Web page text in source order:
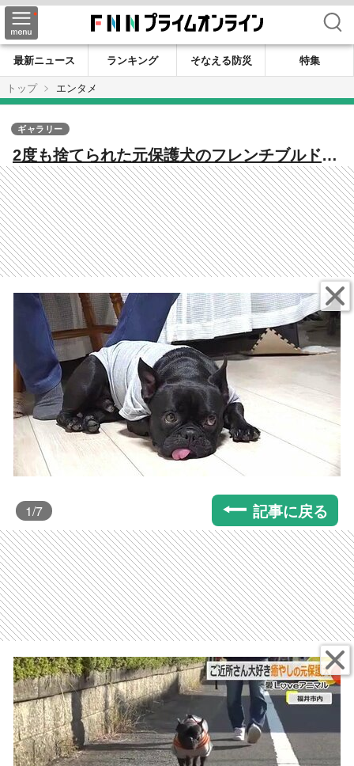
検索
最新ニュース ランキング そなえる防災
特集
トップ
エンタメ
2度も捨てられた元保護犬のフレンチブルドッ
グ 大好きな車いすの女性宅に通い顔をペロ
ペロ…伝われ、この愛！
ギャラリー
1/7 記事に戻る